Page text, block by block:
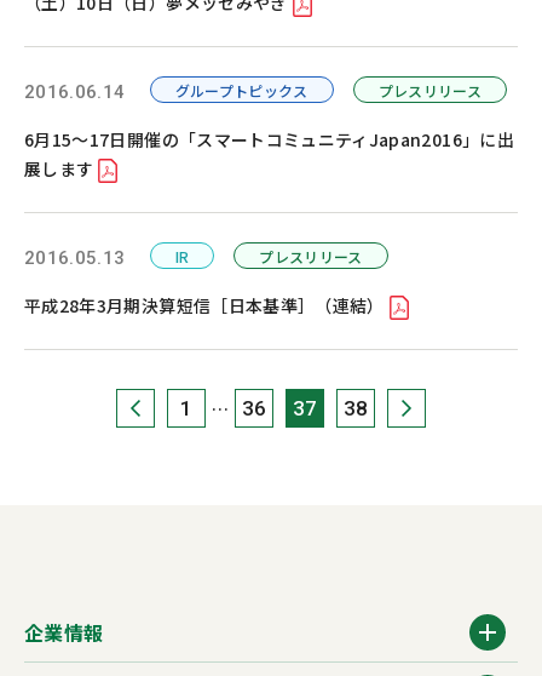
2016.06.14 グループトピックス プレスリリース
6月15～17日開催の「スマートコミュニティJapan2016」に出
展します
2016.05.13 IR プレスリリース
平成28年3月期決算短信［日本基準］（連結）
1 … 36 37 38
企業情報